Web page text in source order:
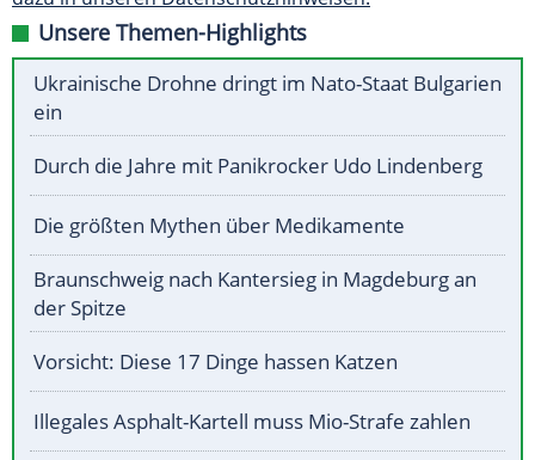
Unsere Themen-Highlights
Ukrainische Drohne dringt im Nato-Staat Bulgarien
ein
Durch die Jahre mit Panikrocker Udo Lindenberg
Die größten Mythen über Medikamente
Braunschweig nach Kantersieg in Magdeburg an
der Spitze
Vorsicht: Diese 17 Dinge hassen Katzen
Illegales Asphalt-Kartell muss Mio-Strafe zahlen